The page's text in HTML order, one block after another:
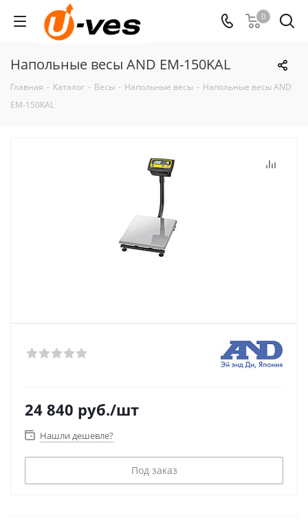
0
Напольные весы AND EM-150KAL
Главная - Каталог - Весы - Напольные весы - Напольные весы AND
EM-150KAL
24 840 руб./шт
Нашли дешевле?
Под заказ